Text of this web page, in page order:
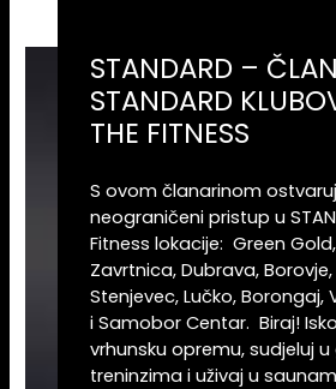
STANDARD –
STANDARD
THE FITNESS
S ovom članarinom
neograničeni pristup u
Fitness lokacije: Green
Zavrtnica, Dubrava,
Stenjevec, Lučko, Borongaj,
i Samobor Centar. Biraj!
vrhunsku opremu, sudjeluj
treninzima i uživaj u